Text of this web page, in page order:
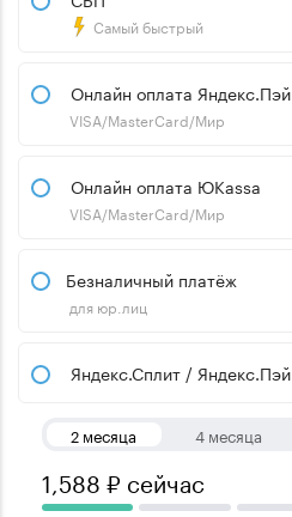
Самый быстрый
Онлайн оплата Яндекс.Пэй
VISA/MasterCard/Мир
Онлайн оплата ЮKassa
VISA/MasterCard/Мир
Безналичный платёж
для юр.лиц
Яндекс.Сплит / Яндекс.Пэй
2 месяца 4 месяца
1,588 ₽ сейчас